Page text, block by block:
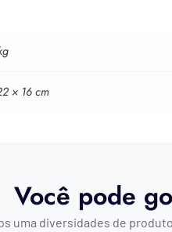
× 16 cm
Você pode
uma diversidades de